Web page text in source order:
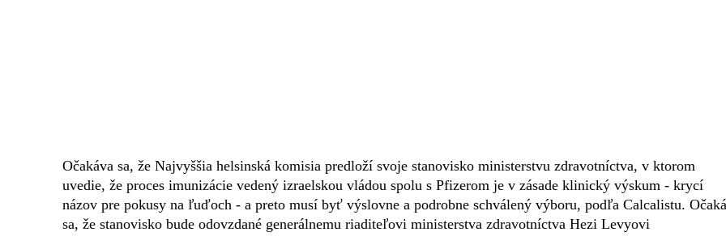
Očakáva sa, že Najvyššia helsinská komisia predloží svoje stanovisko ministerstvu zdravotníctva, v ktorom
uvedie, že proces imunizácie vedený izraelskou vládou spolu s Pfizerom je v zásade klinický výskum - krycí
názov pre pokusy na ľuďoch - a preto musí byť výslovne a podrobne schválený výboru, podľa Calcalistu.
sa, že stanovisko bude odovzdané generálnemu riaditeľovi ministerstva zdravotníctva Hezi Levyovi